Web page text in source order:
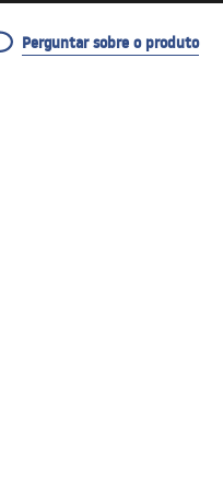
Perguntar sobre o produto